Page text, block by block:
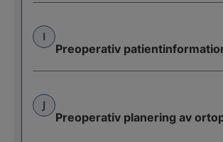
I
Preoperativ
J
Preoperativ planering av